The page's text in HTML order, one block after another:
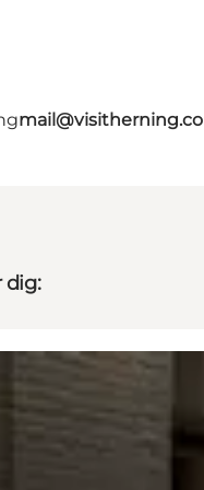
dig: